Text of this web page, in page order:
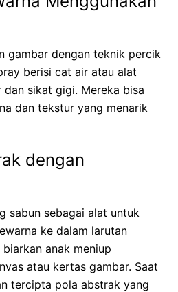
gambar dengan teknik percik
berisi cat air atau alat
dan sikat gigi. Mereka bisa
dan tekstur yang menarik
dengan
sabun sebagai alat untuk
ke dalam larutan
anak meniup
atau kertas gambar. Saat
tercipta pola abstrak yang